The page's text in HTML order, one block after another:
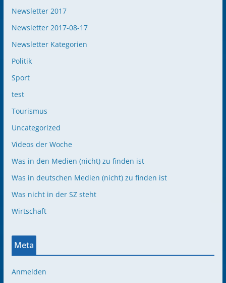
Newsletter 2017
Newsletter 2017-08-17
Newsletter Kategorien
Politik
Sport
test
Tourismus
Uncategorized
Videos der Woche
Was in den Medien (nicht) zu finden ist
Was in deutschen Medien (nicht) zu finden ist
Was nicht in der SZ steht
Wirtschaft
Meta
Anmelden